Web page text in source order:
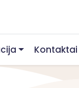
Kontaktai